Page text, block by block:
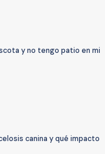
y no tengo patio en mi
canina y qué impacto